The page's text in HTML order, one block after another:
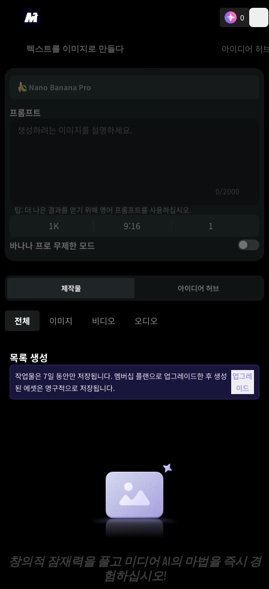
0
텍스트를 이미지로 만들다 아이디어 허
Nano Banana Pro
프롬프트
0/2000
팁: 더 나은 결과를 얻기 위해 영어 프롬프트를 사용하십시오.
1K 9:16
1
바나나 프로 무제한 모드
제작물 아이디어 허브
전체 이미지 비디오 오디오
목록 생성
작업물은 7일 동안만 저장됩니다. 멤버십 플랜으로 업그레이드한 후 생성
된 에셋은 영구적으로 저장됩니다.
업그레
이드
창의적 잠재력을 풀고 미디어 AI의 마법을 즉시 경
험하십시오!